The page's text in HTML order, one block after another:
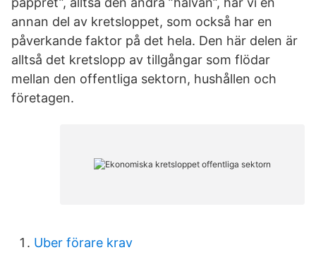
annan del av kretsloppet, som också har en
påverkande faktor på det hela. Den här delen är
alltså det kretslopp av tillgångar som flödar
mellan den offentliga sektorn, hushållen och
företagen.
Uber förare krav